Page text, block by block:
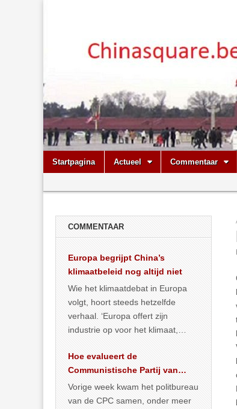
Main
menu
Skip
Startpagina Actueel Commentaar
menu
COMMENTAAR
Europa begrijpt China’s
klimaatbeleid nog altijd niet
Wie het klimaatdebat in Europa
volgt, hoort steeds hetzelfde
verhaal. ‘Europa offert zijn
industrie op voor het klimaat,
vergroening… >> lees meer
Hoe evalueert de
Communistische Partij van
China de economische
situatie?
Vorige week kwam het politbureau
van de CPC samen, onder meer